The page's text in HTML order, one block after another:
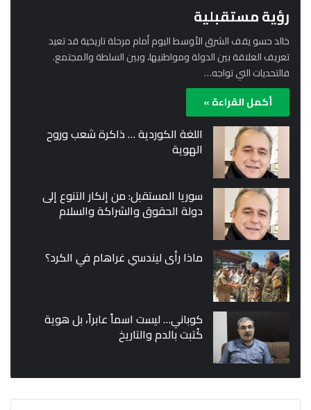
رؤية مستقبلية
خالد حسو يقف الشرق الأوسط اليوم أمام مرحلة تاريخية قد تعيد
تعريف العلاقة بين الدولة ومواطنيها، وبين السلطة والمجتمع.
فالتحديات التي تواجه…
أكمل القراءة »
اللغة الكوردية … ذاكرة شعب وروح
الهوية
سوريا المستقبل: من إنكار التنوع إلى
دولة الحقوق والشراكة والسلام
ماذا رأى ليندسي غراهام في الكرد؟
كوباني… ليست اسماً عابراً، بل هوية
كُتبت بالدم والتاريخ